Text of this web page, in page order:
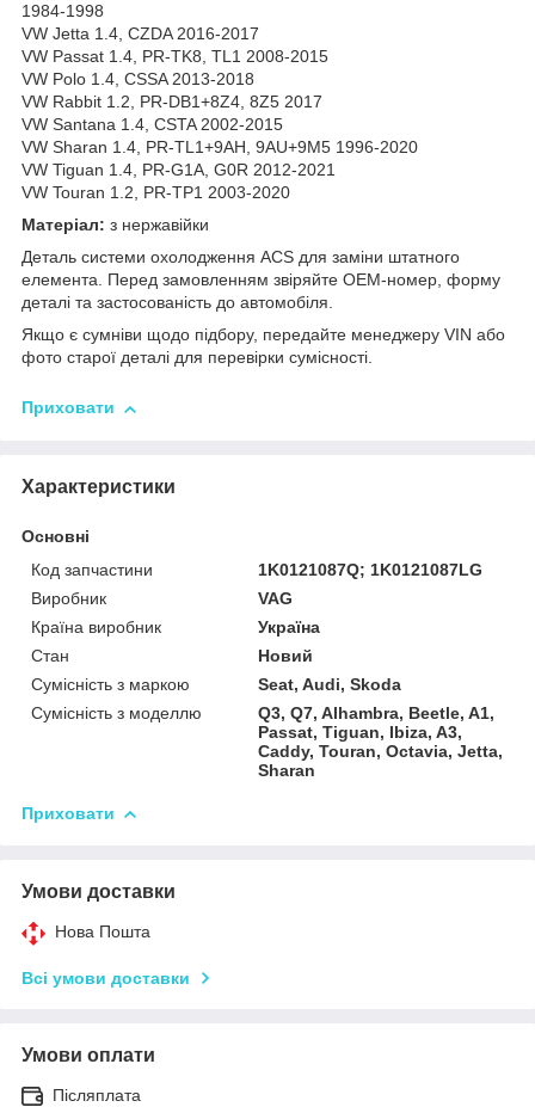
1984-1998
VW Jetta 1.4, CZDA 2016-2017
VW Passat 1.4, PR-TK8, TL1 2008-2015
VW Polo 1.4, CSSA 2013-2018
VW Rabbit 1.2, PR-DB1+8Z4, 8Z5 2017
VW Santana 1.4, CSTA 2002-2015
VW Sharan 1.4, PR-TL1+9AH, 9AU+9M5 1996-2020
VW Tiguan 1.4, PR-G1A, G0R 2012-2021
VW Touran 1.2, PR-TP1 2003-2020
Матеріал: з нержавійки
Деталь системи охолодження ACS для заміни штатного
елемента. Перед замовленням звіряйте OEM-номер, форму
деталі та застосованість до автомобіля.
Якщо є сумніви щодо підбору, передайте менеджеру VIN або
фото старої деталі для перевірки сумісності.
Приховати
Характеристики
Основні
Код запчастини
1K0121087Q; 1K0121087LG
Виробник
VAG
Країна виробник
Україна
Стан
Новий
Сумісність з маркою
Seat, Audi, Skoda
Сумісність з моделлю
Q3, Q7, Alhambra, Beetle, A1,
Passat, Tiguan, Ibiza, A3,
Caddy, Touran, Octavia, Jetta,
Sharan
Приховати
Умови доставки
Нова Пошта
Всі умови доставки
Умови оплати
Післяплата